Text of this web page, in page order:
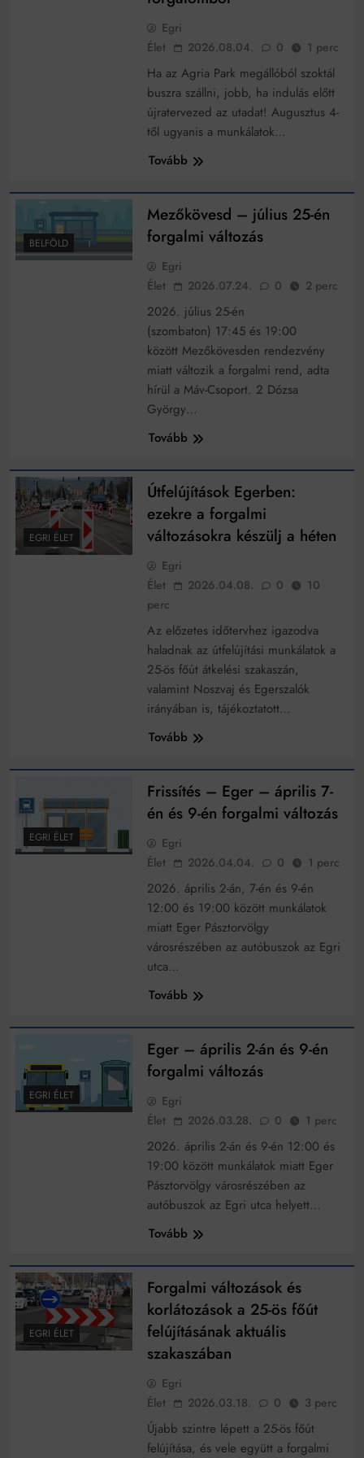
működik, ha jól van felújítva
Ingatlanpiaci szakértők szerint akár 5 százalékkal is
nőhetnek a bérleti díjak a ponthatárhirdetés után az
Ahol köszönnek, ott még van város
Amikor a Tetris boldogabbá tesz, mint a szerelem
Létezik tökéletes élet: Truman is elhitte
Karinthy Frigyes: a zseni, aki belenézett a saját
koponyájába
Ki akarsz törni. De miből?
Az öregség nem csak ránc?
Móricz Zsigmond: falusi író vagy boncmester?
Mindenki a világot akarja uralni – de nem csak a 80-
Bitumenes lapostetők: a bevált technológia akkor
működik, ha jól van felújítva
Egri
Élet
2026.08.04. 0 1 perc
Ha az Agria Park megállóból szoktál
buszra szállni, jobb, ha indulás előtt
újratervezed az utadat! Augusztus 4-
től ugyanis a munkálatok…
Tovább
BELFÖLD
Mezőkövesd – július 25-én
forgalmi változás
Egri
Élet
2026.07.24. 0 2 perc
2026. július 25-én
(szombaton) 17:45 és 19:00
között Mezőkövesden rendezvény
miatt változik a forgalmi rend, adta
hírül a Máv-Csoport. 2 Dózsa
György…
Tovább
EGRI ÉLET
Útfelújítások Egerben:
ezekre a forgalmi
változásokra készülj a héten
Egri
Élet
2026.04.08. 0
10
perc
Az előzetes időtervhez igazodva
haladnak az útfelújítási munkálatok a
25-ös főút átkelési szakaszán,
valamint Noszvaj és Egerszalók
irányában is, tájékoztatott…
Tovább
EGRI ÉLET
Frissítés – Eger – április 7-
én és 9-én forgalmi változás
Egri
Élet
2026.04.04. 0 1 perc
2026. április 2-án, 7-én és 9-én
12:00 és 19:00 között munkálatok
miatt Eger Pásztorvölgy
városrészében az autóbuszok az Egri
utca…
Tovább
EGRI ÉLET
Eger – április 2-án és 9-én
forgalmi változás
Egri
Élet
2026.03.28. 0 1 perc
2026. április 2-án és 9-én 12:00 és
19:00 között munkálatok miatt Eger
Pásztorvölgy városrészében az
autóbuszok az Egri utca helyett…
Tovább
EGRI ÉLET
Forgalmi változások és
korlátozások a 25-ös főút
felújításának aktuális
szakaszában
Egri
Élet
2026.03.18. 0 3 perc
Újabb szintre lépett a 25-ös főút
felújítása, és vele együtt a forgalmi